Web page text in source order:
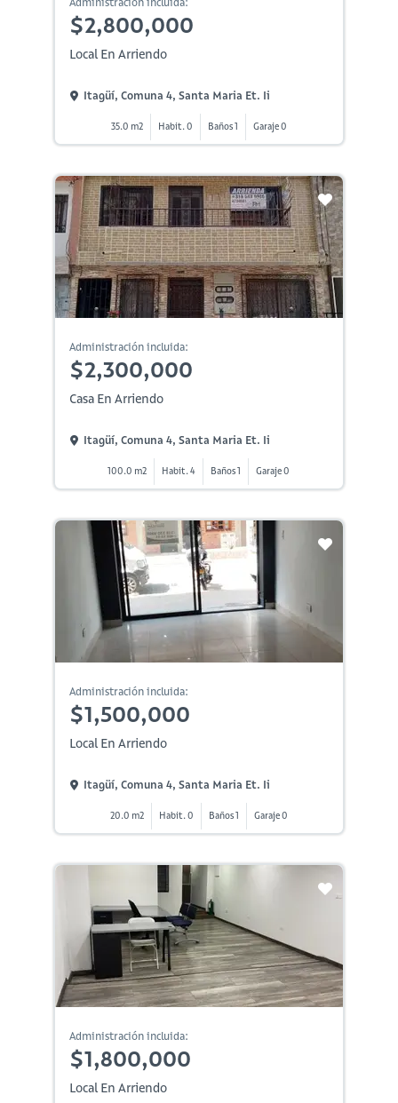
$2,800,000
Local En Arriendo
Itagüí, Comuna 4, Santa Maria Et. Ii
35.0 m2 Habit. 0 Baños 1 Garaje 0
Administración incluida:
$2,300,000
Casa En Arriendo
Itagüí, Comuna 4, Santa Maria Et. Ii
100.0 m2 Habit. 4 Baños 1 Garaje 0
Administración incluida:
$1,500,000
Local En Arriendo
Itagüí, Comuna 4, Santa Maria Et. Ii
20.0 m2 Habit. 0 Baños 1 Garaje 0
Administración incluida:
$1,800,000
Local En Arriendo